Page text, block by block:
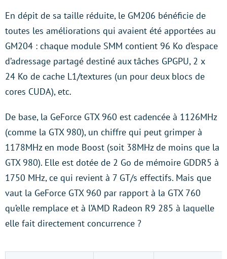
En dépit de sa taille réduite, le GM206 bénéficie de
toutes les améliorations qui avaient été apportées au
GM204 : chaque module SMM contient 96 Ko d’espace
d’adressage partagé destiné aux tâches GPGPU, 2 x
24 Ko de cache L1/textures (un pour deux blocs de
cores CUDA), etc.
De base, la GeForce GTX 960 est cadencée à 1126MHz
(comme la GTX 980), un chiffre qui peut grimper à
1178MHz en mode Boost (soit 38MHz de moins que la
GTX 980). Elle est dotée de 2 Go de mémoire GDDR5 à
1750 MHz, ce qui revient à 7 GT/s effectifs. Mais que
vaut la GeForce GTX 960 par rapport à la GTX 760
qu’elle remplace et à l’AMD Radeon R9 285 à laquelle
elle fait directement concurrence ?